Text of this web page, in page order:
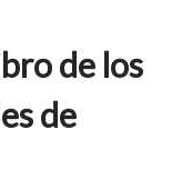
de los
de